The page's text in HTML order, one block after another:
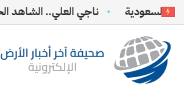
ناجي العلي.. الشاهد الحافي